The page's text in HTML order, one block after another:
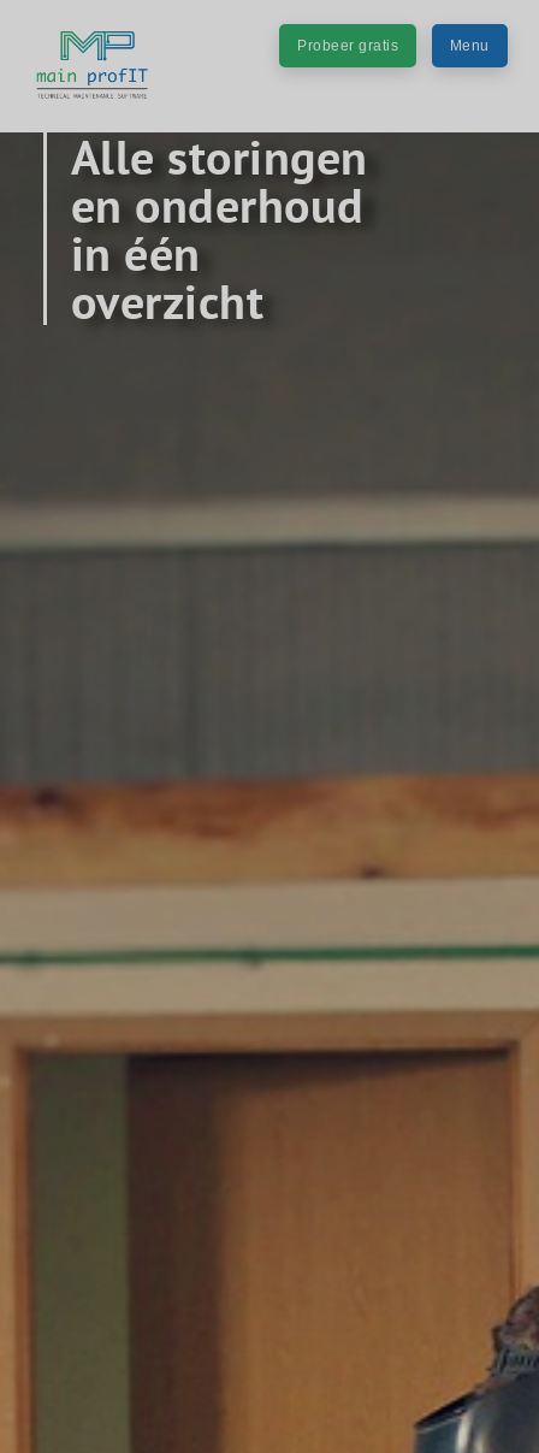
Menu
Probeer gratis
Alle storingen
en onderhoud
in één
overzicht